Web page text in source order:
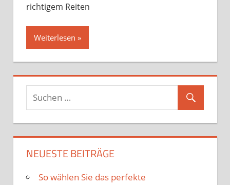
richtigem Reiten
Weiterlesen
NEUESTE BEITRÄGE
So wählen Sie das perfekte